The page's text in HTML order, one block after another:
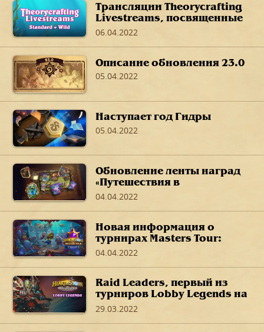
Трансляции Theorycrafting
Livestreams, посвященные
дополнению «Путешествие
06.04.2022
Описание обновления 23.0
05.04.2022
Наступает год Гидры
05.04.2022
Обновление ленты наград
«Путешествия в
Затонувший город»
04.04.2022
Новая информация о
турнирах Masters Tour:
«Путешествие в Затонувший
04.04.2022
Raid Leaders, первый из
турниров Lobby Legends на
полях сражений, пройдет
29.03.2022